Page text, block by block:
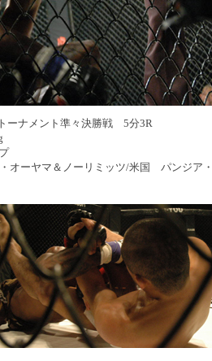
ーナメント準々決勝戦 5分3R
オーヤマ＆ノーリミッツ/米国 パンジア・